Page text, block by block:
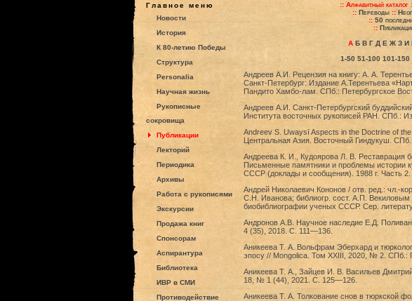
Главное меню
Новости
История
К 80-летию Победы
Структура
Personalia
Научная жизнь
Рукописные
сокровища
Публикации
Лекторий
Периодика
Архивы
Работа с рукописями
Экскурсии
Продажа книг
Спонсорам
Аспирантура
Библиотека
ИВР в СМИ
Противодействие
:: Алфавитный каталог
:: Переводы::
:: 50
::
А Б В Г Д Е Ж З И
1-50 51-100 101-150
Андреев А.И. Рецензия на книгу: А. А.
Санкт-Петербург: Издание А.Терентьева
Пандито Хамбо-лам. СПб.: Петербургское
Андреев А.И. Санкт-Петербургский
Института восточных рукописей РАН. СПб.:
Andreev S. Uwaysī Aspects in the Doctrine of
Центральная Азия. Восточный Гиндукуш.
Андреева К. И., Кудоярова Л. В. Реставрация
Письменные памятники и проблемы истории
СССР (доклады и сообщения). 1988 г. Часть
Андрей Николаевич Кононов / отв. ред.: чл.-
С.Н. Иванова; библиогр. сост. А.П.
биобиблиографии ученых СССР. Сер.
Андронов А.В. Научное наследие Е.Д.
4 (35), 2018. С. 111—136.
Аникеева Т. А. Вольфрам Эберхард и
эпосу // Mongolica. Том XXIII, 2020, № 2. СПб.:
Аникеева Т. А., Зайцев И. В. Васильев
18, № 1 (44), 2021. С. 125—126.
Аникеева Т. А. Толкование снов в тюркской